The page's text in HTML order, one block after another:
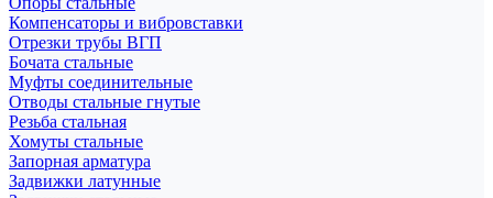
Компенсаторы и вибровставки
Отрезки трубы ВГП
Бочата стальные
Муфты соединительные
Отводы стальные гнутые
Резьба стальная
Хомуты стальные
Запорная арматура
Задвижки латунные